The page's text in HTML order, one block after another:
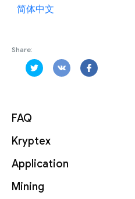
FAQ
Kryptex
Application
Mining
简体中文
Share: